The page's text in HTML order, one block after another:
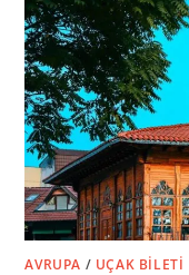
AVRUPA / UÇAK BILETI